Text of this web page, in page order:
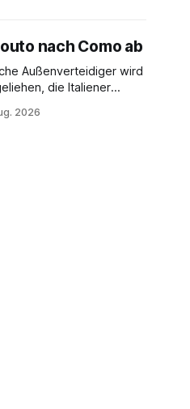
nach Como ab
Außenverteidiger wird
die Italiener
2026